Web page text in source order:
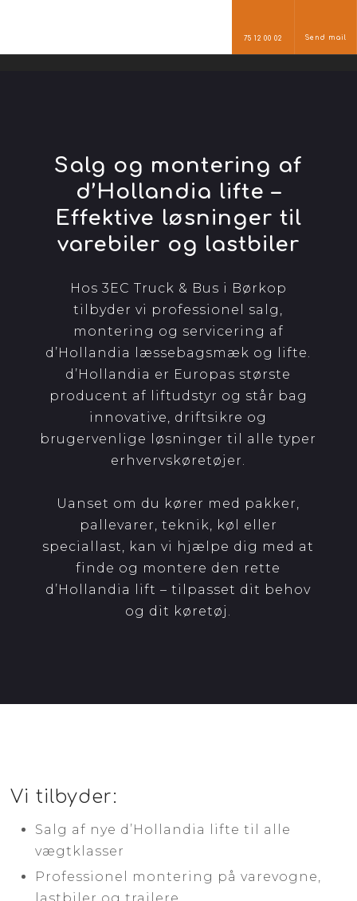
Salg og montering af
d’Hollandia lifte –
Effektive løsninger til
varebiler og lastbiler
Hos 3EC Truck & Bus i Børkop
tilbyder vi professionel salg,
montering og servicering af
d’Hollandia læssebagsmæk og lifte.
d’Hollandia er Europas største
producent af liftudstyr og står bag
innovative, driftsikre og
brugervenlige løsninger til alle typer
erhvervskøretøjer.
Uanset om du kører med pakker,
pallevarer, teknik, køl eller
speciallast, kan vi hjælpe dig med at
finde og montere den rette
d’Hollandia lift – tilpasset dit behov
og dit køretøj.
75 12 00 02 Send mail
Vi tilbyder:
Salg af nye d’Hollandia lifte til alle
vægtklasser
Professionel montering på varevogne,